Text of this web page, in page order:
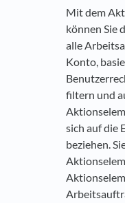
Mit dem
können Sie
alle
Konto,
filtern und
sich auf die
beziehen.